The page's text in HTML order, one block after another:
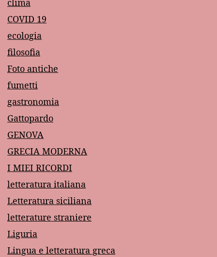
clima
COVID 19
ecologia
filosofia
Foto antiche
fumetti
gastronomia
Gattopardo
GENOVA
GRECIA MODERNA
I MIEI RICORDI
letteratura italiana
Letteratura siciliana
letterature straniere
Liguria
Lingua e letteratura greca